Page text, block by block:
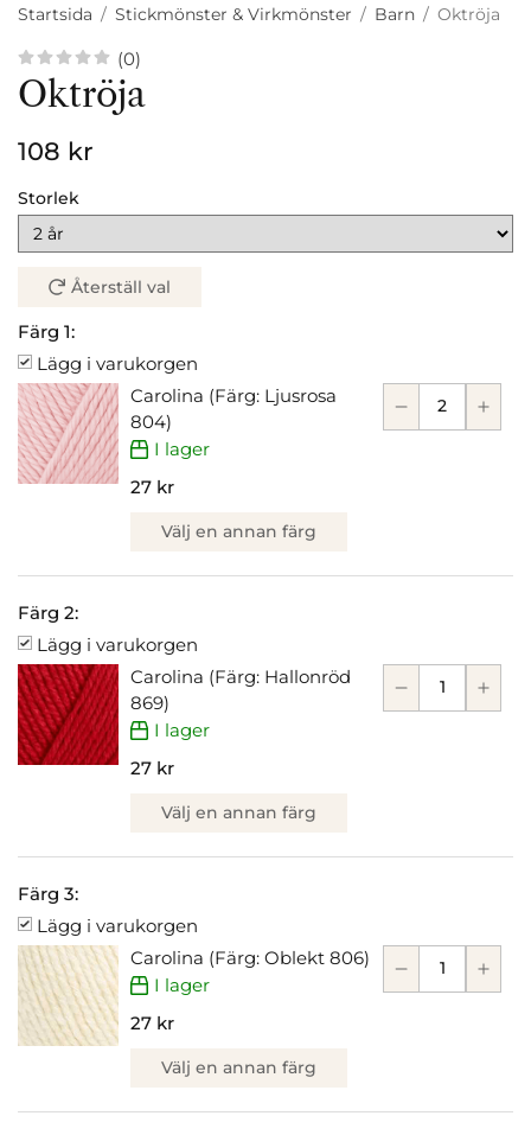
Startsida / Stickmönster & Virkmönster / Barn / Oktröja
(0)
Oktröja
108 kr
Storlek
Återställ val
Färg 1:
Lägg i varukorgen
Carolina (Färg: Ljusrosa
804)
I lager
27 kr
Välj en annan färg
Färg 2:
Lägg i varukorgen
Carolina (Färg: Hallonröd
869)
I lager
27 kr
Välj en annan färg
Färg 3:
Lägg i varukorgen
Carolina (Färg: Oblekt 806)
I lager
27 kr
Välj en annan färg